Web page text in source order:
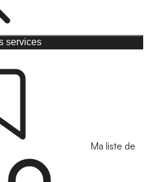
services
Ma liste de